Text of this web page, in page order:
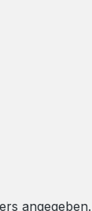
angegeben.